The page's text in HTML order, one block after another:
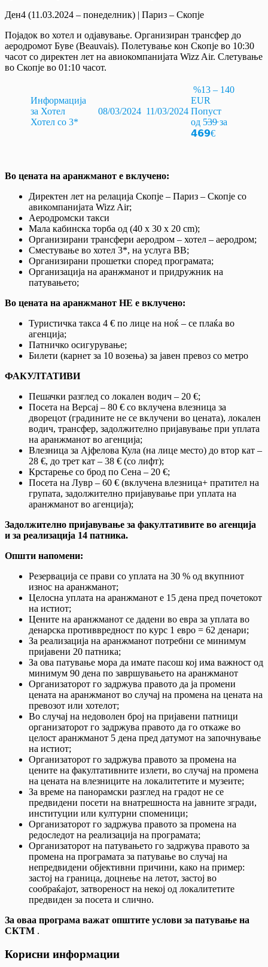
Ден4 (11.03.2024 – понеделник) | Париз – Скопје
Појадок во хотел и одјавување. Организиран трансфер до
аеродромот Буве (Beauvais). Полетување кон Скопје во 10:30
часот со директен лет на авиокомпанијата Wizz Air. Слетување
во Скопје во 01:10 часот.
Информација
за Хотел
Хотел со 3*
08/03/2024 11/03/2024
%13 – 140
EUR
Попуст
од 5̵3̵9̵ за
𝟰𝟲𝟵€
Во цената на аранжманот е вклучено:
Директен лет на релација Скопје – Париз – Скопје со
авикомпанијата Wizz Air;
Аеродромски такси
Мала кабинска торба од (40 x 30 x 20 cm);
Организирани трансфери аеродром – хотел – аеродром;
Сместување во хотел 3*, на услуга BB;
Организирани прошетки според програматa;
Организација на аранжманот и придружник на
патувањето;
Во цената на аранжманот НЕ е вклучено:
Туристичка такса 4 € по лице на ноќ – се плаќа во
агенција;
Патничко осигурување;
Билети (карнет за 10 возења) за јавен превоз со метро
ФАКУЛТАТИВИ
Пешачки разглед со локален водич – 20 €;
Посета на Версај – 80 € со вклучена влезница за
дворецот (градините не се вклучени во цената), локален
водич, трансфер, задолжително пријавување при уплата
на аранжманот во агенција;
Влезница за Ајфелова Кула (на лице место) до втор кат –
28 €, до трет кат – 38 € (со лифт);
Крстарење со брод по Сена – 20 €;
Посета на Лувр – 60 € (вклучена влезница+ пратител на
групата, задолжително пријавување при уплата на
аранжманот во агенција);
Задолжително пријавување за факултативите во агенција
и за реализација 14 патника.
Општи напомени:
Резервација се прави со уплата на 30 % од вкупниот
износ на аранжманот;
Целосна уплата на аранжманот е 15 дена пред почетокот
на истиот;
Цените на аранжманот се дадени во евра за уплата во
денарска противвредност по курс 1 евро = 62 денари;
За реализација на аранжманот потребни се минимум
пријавени 20 патника;
За ова патување мора да имате пасош кој има важност од
минимум 90 дена по завршувањето на аранжманот
Организаторот го задржува правото да ја промени
цената на аранжманот во случај на промена на цената на
превозот или хотелот;
Во случај на недоволен број на пријавени патници
организаторот го задржува правото да го откаже во
целост аранжманот 5 дена пред датумот на започнување
на истиот;
Организаторот го задржува правото за промена на
цените на факултативните излети, во случај на промена
на цената на влезниците на локалитетите и музеите;
За време на панорамски разглед на градот не се
предвидени посети на внатрешноста на јавните згради,
институции или културни споменици;
Организаторот го задржува правото за промена на
редоследот на реализација на програмата;
Организаторот на патувањето го задржува правото за
промена на програмата за патување во случај на
непредвидени објективни причини, како на пример:
застој на граница, доцнење на летот, застој во
сообраќајот, затвореност на некој од локалитетите
предвиден за посета и слично.
За оваа програма важат општите услови за патување на
СКТМ .
Корисни информации